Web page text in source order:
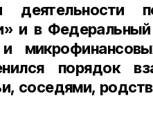
деятельности
и в
порядок
соседями,